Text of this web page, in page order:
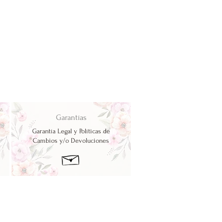
Garantías
Garantía Legal y Políticas de
Cambios y/o Devoluciones